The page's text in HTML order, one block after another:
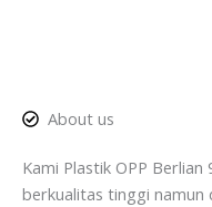
About us
Kami Plastik OPP
berkualitas tinggi namun